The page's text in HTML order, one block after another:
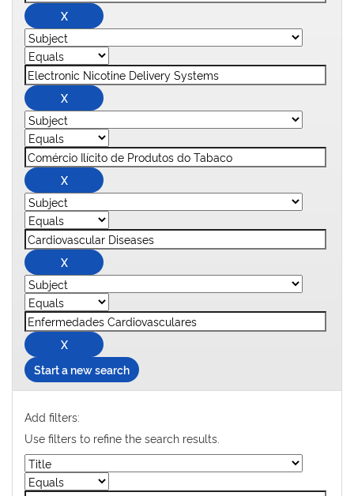
Start a new search
Add filters:
Use filters to refine the search results.